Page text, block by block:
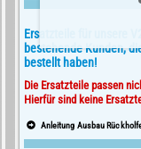
Ersatzteile für unsere
bestehende Kunden,
bestellt haben!
Die Ersatzteile passen
Hierfür sind keine
Anleitung Ausbau